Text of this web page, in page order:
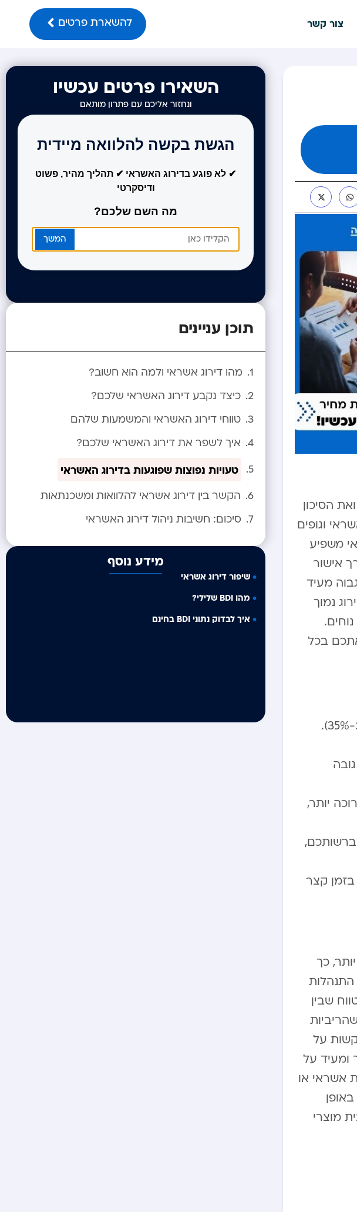
צור קשר להשארת פרטים
הסיכון
וגופים
משפיע
אישור
מעיד
נמוך
אתכם בכל
היסטוריית תשלומים – מהווה את הגורם המשפיע ביותר על הדירוג (כ-35%).
בין גובה
ארוכה יותר,
שברשותכם,
בקשות בזמן קצר
גבוה יותר, כך
ומעיד על התנהלות
שבין
ועלול להקשות על
דירוג מתחת ל-550 נחשב נמוך ומעיד על
אשראי או
גישה למרבית מוצרי
השאירו פרטים עכשיו
ונחזור אליכם עם פתרון מותאם
הגשת בקשה להלוואה מיידית
✔ לא פוגע בדירוג האשראי ✔ תהליך מהיר, פשוט
ודיסקרטי
מה השם שלכם?
המשך
תוכן עניינים
מהו דירוג אשראי ולמה הוא חשוב?
כיצד נקבע דירוג האשראי שלכם?
טווחי דירוג האשראי והמשמעות שלהם
איך לשפר את דירוג האשראי שלכם?
טעויות נפוצות שפוגעות בדירוג האשראי
הקשר בין דירוג אשראי להלוואות ומשכנתאות
סיכום: חשיבות ניהול דירוג האשראי
מידע נוסף
שיפור דירוג אשראי
מהו BDI שלילי?
איך לבדוק נתוני BDI בחינם